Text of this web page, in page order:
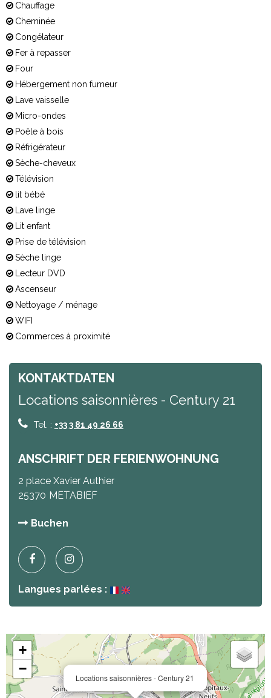
Chauffage
Cheminée
Congélateur
Fer à repasser
Four
Hébergement non fumeur
Lave vaisselle
Micro-ondes
Poêle à bois
Réfrigérateur
Sèche-cheveux
Télévision
lit bébé
Lave linge
Lit enfant
Prise de télévision
Sèche linge
Lecteur DVD
Ascenseur
Nettoyage / ménage
WIFI
Commerces à proximité
KONTAKTDATEN
Locations saisonnières - Century 21
Tel. : +33 3 81 49 26 66
ANSCHRIFT DER FERIENWOHNUNG
2 place Xavier Authier
25370 METABIEF
Buchen
Langues parlées :
Locations saisonnières - Century 21
+
−